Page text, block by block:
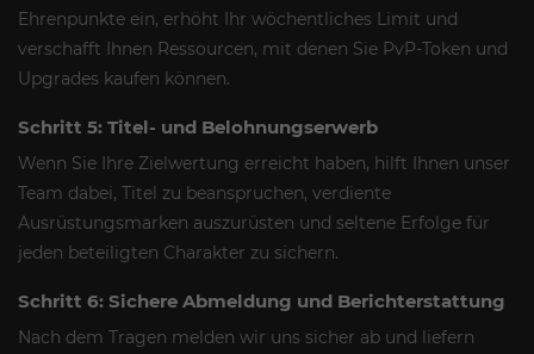
Ehrenpunkte ein, erhöht Ihr wöchentliches Limit und
verschafft Ihnen Ressourcen, mit denen Sie PvP-Token und
Upgrades kaufen können.
Schritt 5: Titel- und Belohnungserwerb
Wenn Sie Ihre Zielwertung erreicht haben, hilft Ihnen unser
Team dabei, Titel zu beanspruchen, verdiente
Ausrüstungsmarken auszurüsten und seltene Erfolge für
jeden beteiligten Charakter zu sichern.
Schritt 6: Sichere Abmeldung und Berichterstattung
Nach dem Tragen melden wir uns sicher ab und liefern